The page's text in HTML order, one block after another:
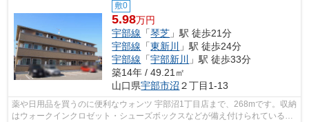
敷0
5.98万円
宇部線 「琴芝 」駅 徒歩21分
宇部線 「東新川
」駅 徒歩24分
宇部線 「宇部新川
」駅 徒歩33分
築14年 / 49.21㎡
山口県宇部市沼 ２丁目1-13
薬や日用品を買うのに便利なウォンツ 宇部沼1丁目店まで、268mです。収納
はウォークインクロゼット・シューズボックスなどが備え付けられているの